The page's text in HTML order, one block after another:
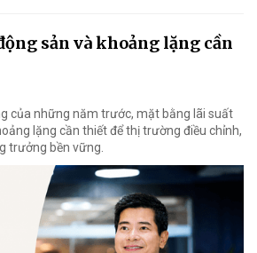
sản và khoảng lặng cần
của những năm trước, mặt bằng lãi suất
lặng cần thiết để thị trường điều chỉnh,
trưởng bền vững.